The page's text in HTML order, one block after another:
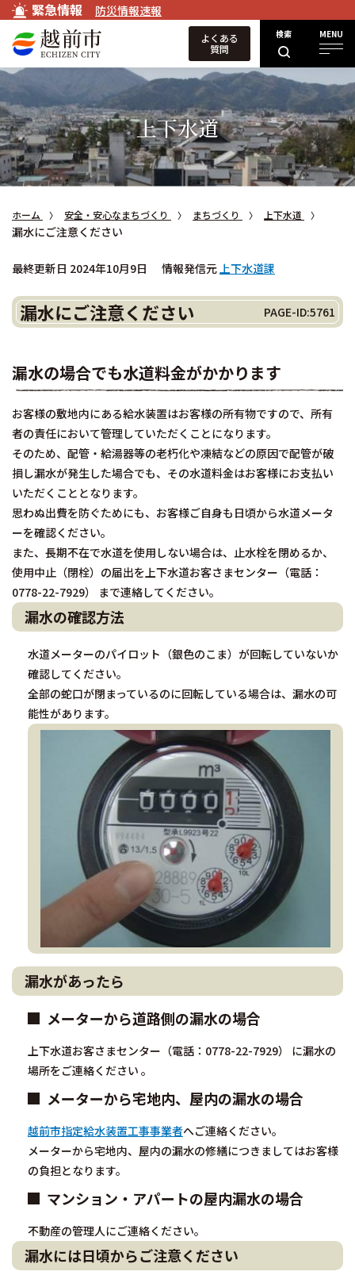
緊急情報 防災情報速報
検索 MENU
よくある
質問
上下水道
ホーム 安全・安心なまちづくり まちづくり 上下水道
漏水にご注意ください
最終更新日 2024年10月9日 情報発信元上下水道課
漏水にご注意ください PAGE-ID:5761
漏水の場合でも水道料金がかかります
お客様の敷地内にある給水装置はお客様の所有物ですので、所有
者の責任において管理していただくことになります。
そのため、配管・給湯器等の老朽化や凍結などの原因で配管が破
損し漏水が発生した場合でも、その水道料金はお客様にお支払い
いただくこととなります。
思わぬ出費を防ぐためにも、お客様ご自身も日頃から水道メータ
ーを確認ください。
また、長期不在で水道を使用しない場合は、止水栓を閉めるか、
使用中止（閉栓）の届出を上下水道お客さまセンター（電話：
0778-22-7929） まで連絡してください。
漏水の確認方法
水道メーターのパイロット（銀色のこま）が回転していないか
確認してください。
全部の蛇口が閉まっているのに回転している場合は、漏水の可
能性があります。
漏水があったら
メーターから道路側の漏水の場合
上下水道お客さまセンター（電話：0778-22-7929） に漏水の
場所をご連絡ください 。
メーターから宅地内、屋内の漏水の場合
越前市指定給水装置工事事業者へご連絡ください。
メーターから宅地内、屋内の漏水の修繕につきましてはお客様
の負担となります。
マンション・アパートの屋内漏水の場合
不動産の管理人にご連絡ください。
漏水には日頃からご注意ください